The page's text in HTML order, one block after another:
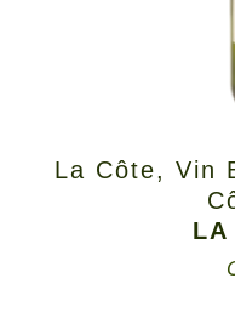
La Côte,Vin
LA